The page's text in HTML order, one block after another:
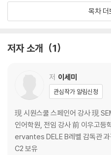
· Preparacion 08 만났을 때 하는
· Preparacion 09 헤어질 때 하는 인
Capitulo 01 Soy Semi. 나는 세미야.
Capitulo 03Somos amigos. 우리
Capitulo 04 No soy chino. 저 중국
Capitulo 05 ¡Eres muy amable!
Capitulo 06 ¡Estoy
Capitulo 07 ¡Estas guapo hoy!
Capitulo 08 ¿Esta abierto? 영업
Capitulo 09 ¿Donde esta el
목차 더
저자 소개 1
저 이세미
관심작가 알림신청
現 시원스쿨 스페인어 강사 現
인어학원, 전임 강사 前 이우고
ervantes DELE B레벨 감독관
C2 보유